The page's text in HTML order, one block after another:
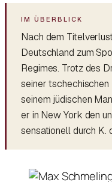
Nach dem
Deutschland zum
Regimes. Trotz des
seiner tschechischen
seinem jüdischen
er in New York den
sensationell durch K.